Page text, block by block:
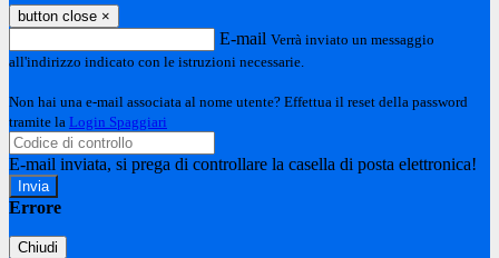
button close ×
E-mail Verrà inviato un messaggio
all'indirizzo indicato con le istruzioni necessarie.
Non hai una e-mail associata al nome utente? Effettua il reset della password
tramite la Login Spaggiari
E-mail inviata, si prega di controllare la casella di posta elettronica!
Errore
Chiudi